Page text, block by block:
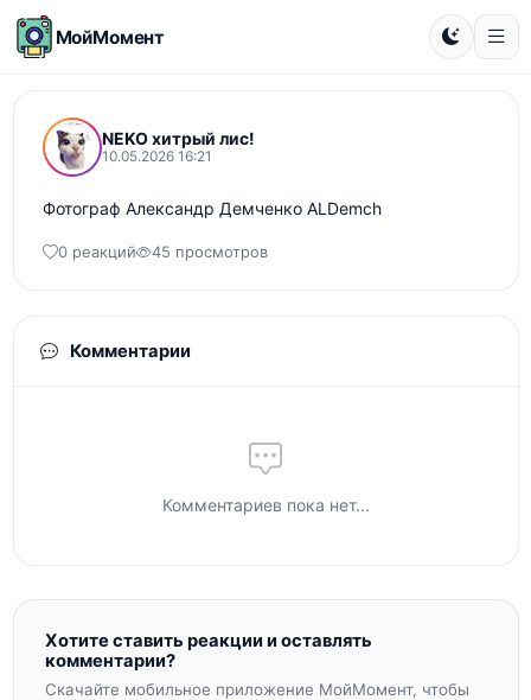
МойМомент
NEKO хитрый лис!
10.05.2026 16:21
Фотограф Александр Демченко ALDemch
0 реакций 45 просмотров
Комментарии
Комментариев пока нет...
Хотите ставить реакции и оставлять
комментарии?
Скачайте мобильное приложение МойМомент, чтобы